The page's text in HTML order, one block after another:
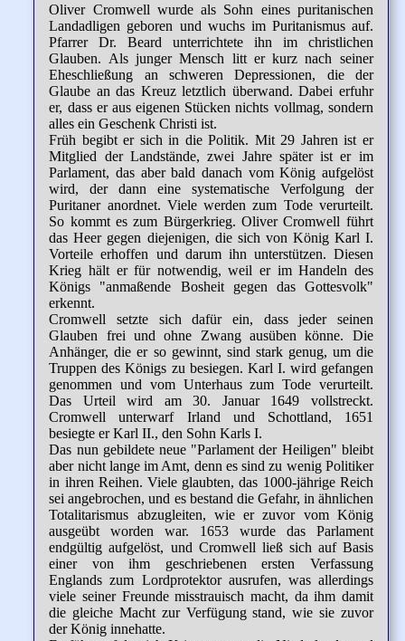
Oliver Cromwell wurde als Sohn eines puritanischen
Landadligen geboren und wuchs im Puritanismus auf.
Pfarrer Dr. Beard unterrichtete ihn im christlichen
Glauben. Als junger Mensch litt er kurz nach seiner
Eheschließung an schweren Depressionen, die der
Glaube an das Kreuz letztlich überwand. Dabei erfuhr
er, dass er aus eigenen Stücken nichts vollmag, sondern
alles ein Geschenk Christi ist.
Früh begibt er sich in die Politik. Mit 29 Jahren ist er
Mitglied der Landstände, zwei Jahre später ist er im
Parlament, das aber bald danach vom König aufgelöst
wird, der dann eine systematische Verfolgung der
Puritaner anordnet. Viele werden zum Tode verurteilt.
So kommt es zum Bürgerkrieg. Oliver Cromwell führt
das Heer gegen diejenigen, die sich von König Karl I.
Vorteile erhoffen und darum ihn unterstützen. Diesen
Krieg hält er für notwendig, weil er im Handeln des
Königs "anmaßende Bosheit gegen das Gottesvolk"
erkennt.
Cromwell setzte sich dafür ein, dass jeder seinen
Glauben frei und ohne Zwang ausüben könne. Die
Anhänger, die er so gewinnt, sind stark genug, um die
Truppen des Königs zu besiegen. Karl I. wird gefangen
genommen und vom Unterhaus zum Tode verurteilt.
Das Urteil wird am 30. Januar 1649 vollstreckt.
Cromwell unterwarf Irland und Schottland, 1651
besiegte er Karl II., den Sohn Karls I.
Das nun gebildete neue "Parlament der Heiligen" bleibt
aber nicht lange im Amt, denn es sind zu wenig Politiker
in ihren Reihen. Viele glaubten, das 1000-jährige Reich
sei angebrochen, und es bestand die Gefahr, in ähnlichen
Totalitarismus abzugleiten, wie er zuvor vom König
ausgeübt worden war. 1653 wurde das Parlament
endgültig aufgelöst, und Cromwell ließ sich auf Basis
einer von ihm geschriebenen ersten Verfassung
Englands zum Lordprotektor ausrufen, was allerdings
viele seiner Freunde misstrauisch macht, da ihm damit
die gleiche Macht zur Verfügung stand, wie sie zuvor
der König innehatte.